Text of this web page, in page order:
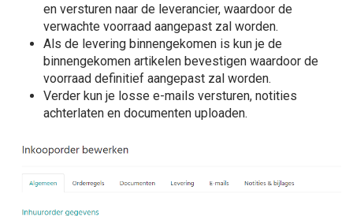
en versturen naar de leverancier, waardoor de
verwachte voorraad aangepast zal worden.
Als de levering binnengekomen is kun je de
binnengekomen artikelen bevestigen waardoor de
voorraad definitief aangepast zal worden.
Verder kun je losse e-mails versturen, notities
achterlaten en documenten uploaden.